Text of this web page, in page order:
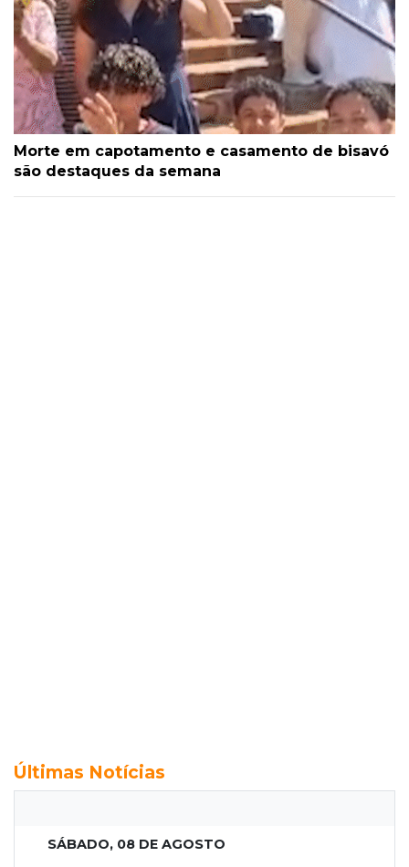
Morte em capotamento e casamento de bisavó
são destaques da semana
Últimas Notícias
SÁBADO, 08 DE AGOSTO